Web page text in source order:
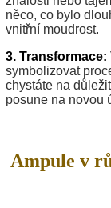
něco, co bylo
vnitřní moudrost.
3. Transformace:
symbolizovat
chystáte na
posune na novou
Ampule v